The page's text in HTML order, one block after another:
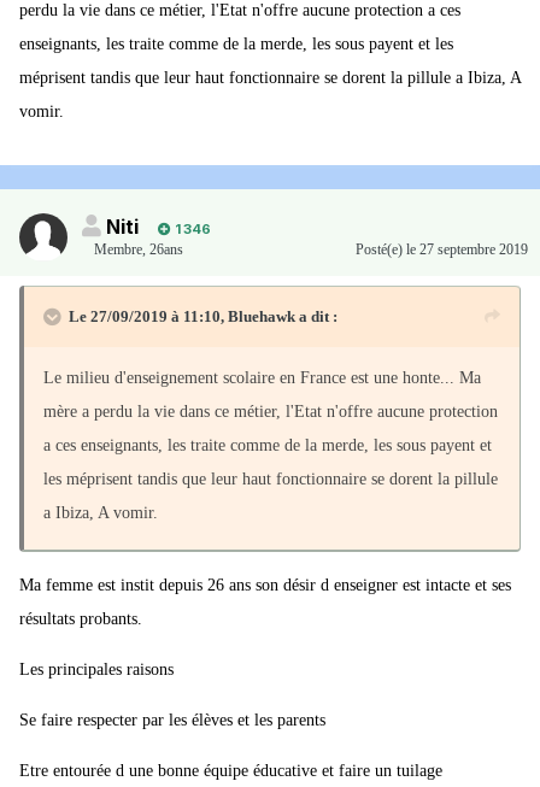
perdu la vie dans ce métier, l'Etat n'offre aucune protection a ces
enseignants, les traite comme de la merde, les sous payent et les
méprisent tandis que leur haut fonctionnaire se dorent la pillule a Ibiza, A
vomir.
Niti
1 346
Membre, 26ans Posté(e) le 27 septembre 2019
Le 27/09/2019 à 11:10, Bluehawk a dit :
Le milieu d'enseignement scolaire en France est une honte... Ma
mère a perdu la vie dans ce métier, l'Etat n'offre aucune protection
a ces enseignants, les traite comme de la merde, les sous payent et
les méprisent tandis que leur haut fonctionnaire se dorent la pillule
a Ibiza, A vomir.
Ma femme est instit depuis 26 ans son désir d enseigner est intacte et ses
résultats probants.
Les principales raisons
Se faire respecter par les élèves et les parents
Etre entourée d une bonne équipe éducative et faire un tuilage